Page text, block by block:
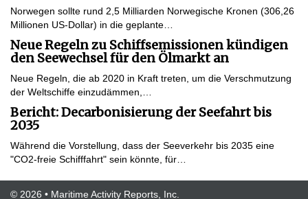
Norwegen sollte rund 2,5 Milliarden Norwegische Kronen (306,26
Millionen US-Dollar) in die geplante…
Neue Regeln zu Schiffsemissionen kündigen
den Seewechsel für den Ölmarkt an
Neue Regeln, die ab 2020 in Kraft treten, um die Verschmutzung
der Weltschiffe einzudämmen,…
Bericht: Decarbonisierung der Seefahrt bis
2035
Während die Vorstellung, dass der Seeverkehr bis 2035 eine
"CO2-freie Schifffahrt" sein könnte, für…
© 2026 • Maritime Activity Reports, Inc.